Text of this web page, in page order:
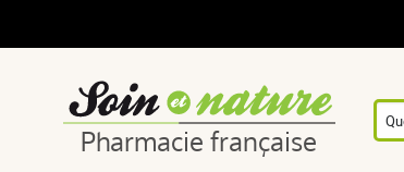
Pharmacie française